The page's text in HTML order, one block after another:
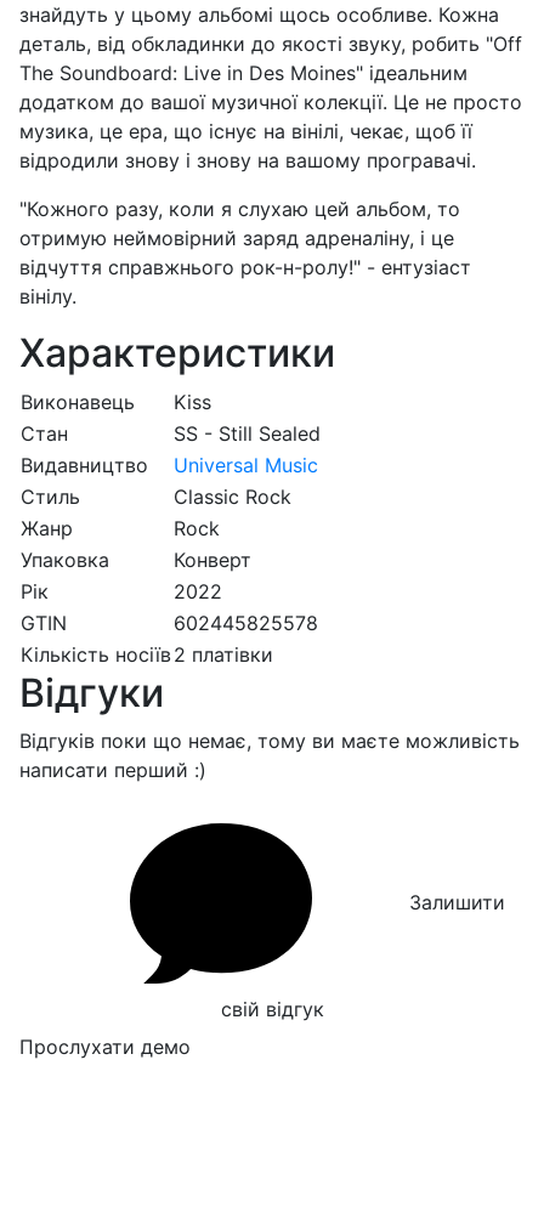
знайдуть у цьому альбомі щось особливе. Кожна
деталь, від обкладинки до якості звуку, робить "Off
The Soundboard: Live in Des Moines" ідеальним
додатком до вашої музичної колекції. Це не просто
музика, це ера, що існує на вінілі, чекає, щоб її
відродили знову і знову на вашому програвачі.
"Кожного разу, коли я слухаю цей альбом, то
отримую неймовірний заряд адреналіну, і це
відчуття справжнього рок-н-ролу!" - ентузіаст
вінілу.
Характеристики
Виконавець
Kiss
Стан
SS - Still Sealed
Видавництво
Universal Music
Стиль
Classic Rock
Жанр
Rock
Упаковка
Конверт
Рік
2022
GTIN
602445825578
Кількість носіїв2 платівки
Відгуки
Відгуків поки що немає, тому ви маєте можливість
написати перший :)
Залишити
свій відгук
Прослухати демо